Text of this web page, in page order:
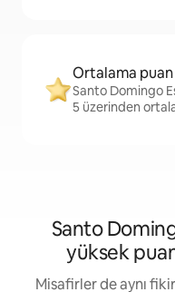
Ortalama puan
Santo Domingo
5 üzerinden
Santo
yüksek
Misafirler de aynı